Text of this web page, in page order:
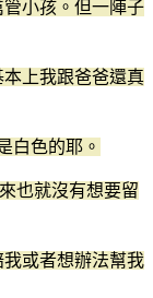
小孩。但一陣子
上我跟爸爸還真
白色的耶。
也就沒有想要留
或者想辦法幫我